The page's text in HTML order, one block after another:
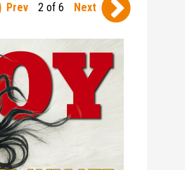
Prev 2 of 6 Next